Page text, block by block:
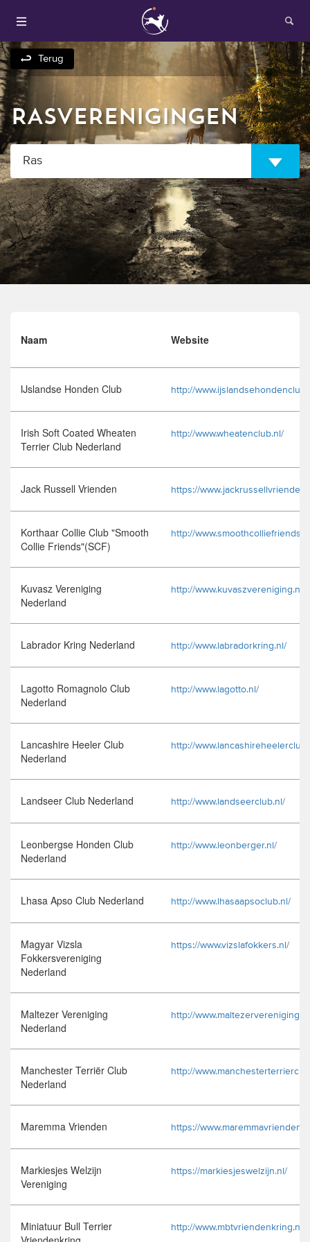
Houden van honden
Fokken met je hond
Activiteiten agenda
Inlog Mijn RvB account
Inlog leden / officials
Over ons
Contact & support
Veelgestelde vragen
Terug
RASVERENIGINGEN
Ras
Naam Website
IJslandse Honden Club http://
Irish Soft Coated Wheaten
Terrier Club Nederland
http://www.wheatenclub.nl/
Jack Russell Vrienden https://
Korthaar Collie Club "Smooth
Collie Friends"(SCF)
http://
Kuvasz Vereniging
Nederland
http://www.kuvaszvereniging.nl/
Labrador Kring Nederland http://www.labradorkring.nl/
Lagotto Romagnolo Club
Nederland
http://www.lagotto.nl/
Lancashire Heeler Club
Nederland
http://
Landseer Club Nederland http://www.landseerclub.nl/
Leonbergse Honden Club
Nederland
http://www.leonberger.nl/
Lhasa Apso Club Nederland http://www.lhasaapsoclub.nl/
Magyar Vizsla
Fokkersvereniging
Nederland
https://www.vizslafokkers.nl/
Maltezer Vereniging
Nederland
http://
Manchester Terriër Club
Nederland
http://
Maremma Vrienden https://
Markiesjes Welzijn
Vereniging
https://markiesjeswelzijn.nl/
Miniatuur Bull Terrier
http://www.mbtvriendenkring.nl/